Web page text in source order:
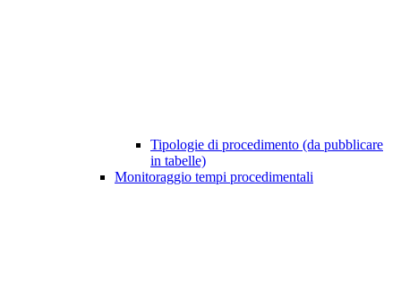
Tipologie di procedimento (da pubblicare
in tabelle)
Monitoraggio tempi procedimentali